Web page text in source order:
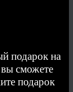
подарок на
сможете
подарок